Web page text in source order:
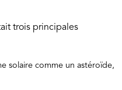
trois principales
solaire comme un astéroïde,